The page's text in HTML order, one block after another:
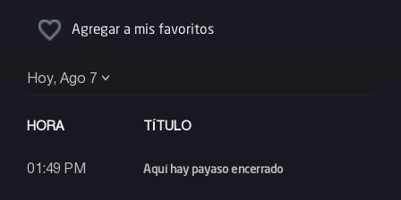
Agregar a mis favoritos
Hoy, Ago 7
HORA TÍTULO
01:49 PM Aquí hay payaso encerrado